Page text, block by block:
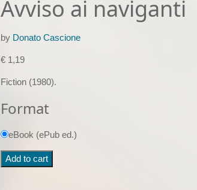
Avviso ai naviganti
by Donato Cascione
€1,19
Fiction (1980).
Format
eBook (ePub ed.)
Avviso
ai
Add to cart